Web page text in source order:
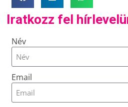
Iratkozz fel
Név
Email